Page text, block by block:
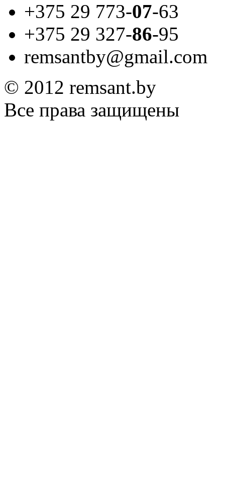
+375 29 773-07-63
+375 29 327-86-95
remsantby@gmail.com
© 2012 remsant.by
Все права защищены